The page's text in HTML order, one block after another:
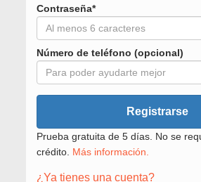
Contraseña*
Número de teléfono (opcional)
Registrarse
Prueba gratuita de 5 días. No se
crédito. Más información.
¿Ya tienes una cuenta?